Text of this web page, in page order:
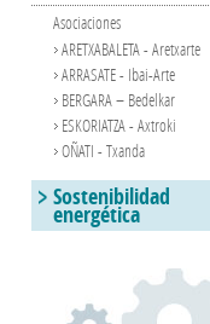
Asociaciones
ARETXABALETA - Aretxarte
ARRASATE - Ibai-Arte
BERGARA – Bedelkar
ESKORIATZA - Axtroki
OÑATI - Txanda
Sostenibilidad
energética